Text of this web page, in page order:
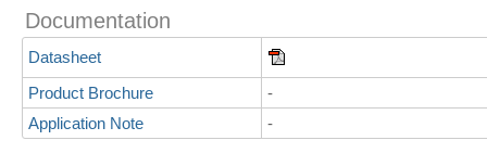
Documentation
Datasheet
Product Brochure
-
Application Note
-